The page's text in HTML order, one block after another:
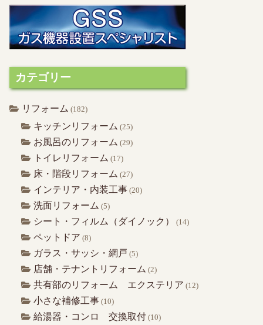
カテゴリー
リフォーム (182)
キッチンリフォーム (25)
お風呂のリフォーム (29)
トイレリフォーム (17)
床・階段リフォーム (27)
インテリア・内装工事 (20)
洗面リフォーム (5)
シート・フィルム（ダイノック） (14)
ペットドア (8)
ガラス・サッシ・網戸 (5)
店舗・テナントリフォーム (2)
共有部のリフォーム エクステリア (12)
小さな補修工事 (10)
給湯器・コンロ 交換取付 (10)